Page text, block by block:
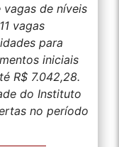
de níveis
vagas
para
iniciais
R$ 7.042,28.
do Instituto
no período